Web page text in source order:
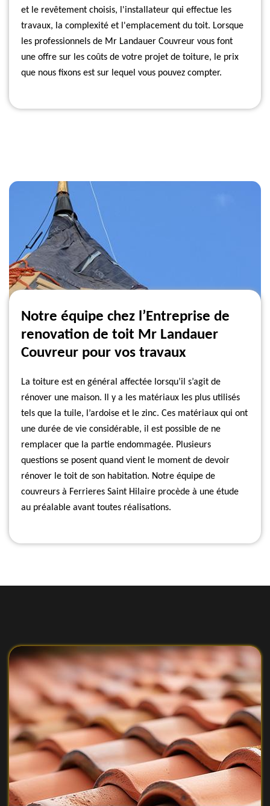
et le revêtement choisis, l'installateur qui effectue les
travaux, la complexité et l'emplacement du toit. Lorsque
les professionnels de Mr Landauer Couvreur vous font
une offre sur les coûts de votre projet de toiture, le prix
que nous fixons est sur lequel vous pouvez compter.
Notre équipe chez l’Entreprise de
renovation de toit Mr Landauer
Couvreur pour vos travaux
La toiture est en général affectée lorsqu’il s’agit de
rénover une maison. Il y a les matériaux les plus utilisés
tels que la tuile, l’ardoise et le zinc. Ces matériaux qui ont
une durée de vie considérable, il est possible de ne
remplacer que la partie endommagée. Plusieurs
questions se posent quand vient le moment de devoir
rénover le toit de son habitation. Notre équipe de
couvreurs à Ferrieres Saint Hilaire procède à une étude
au préalable avant toutes réalisations.